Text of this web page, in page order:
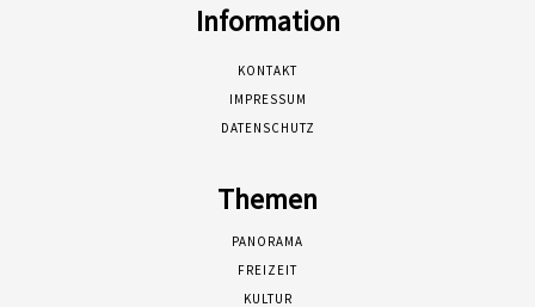
Information
KONTAKT
IMPRESSUM
DATENSCHUTZ
Themen
PANORAMA
FREIZEIT
KULTUR